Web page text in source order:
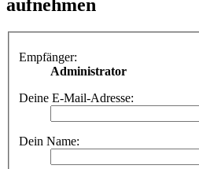
aufnehmen
Empfänger:
Administrator
Deine E-Mail-Adresse:
Dein Name: